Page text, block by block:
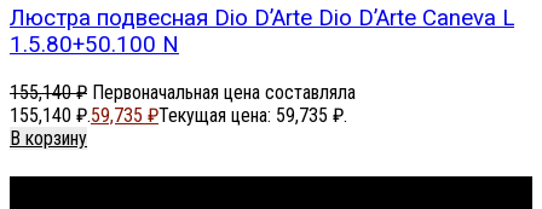
Люстра подвесная Dio D’Arte Dio D’Arte Caneva L
1.5.80+50.100 N
155,140₽ Первоначальная цена составляла
155,140 ₽.59,735 ₽Текущая цена: 59,735 ₽.
В корзину